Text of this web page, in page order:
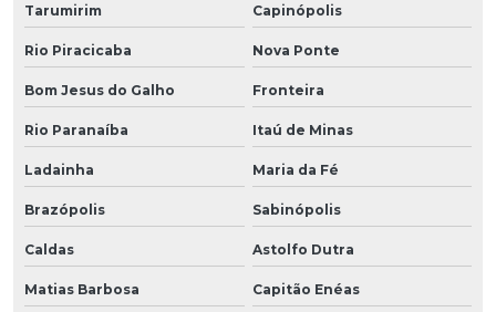
Tarumirim Capinópolis
Rio Piracicaba Nova Ponte
Bom Jesus do Galho Fronteira
Rio Paranaíba Itaú de Minas
Ladainha Maria da Fé
Brazópolis Sabinópolis
Caldas Astolfo Dutra
Matias Barbosa Capitão Enéas